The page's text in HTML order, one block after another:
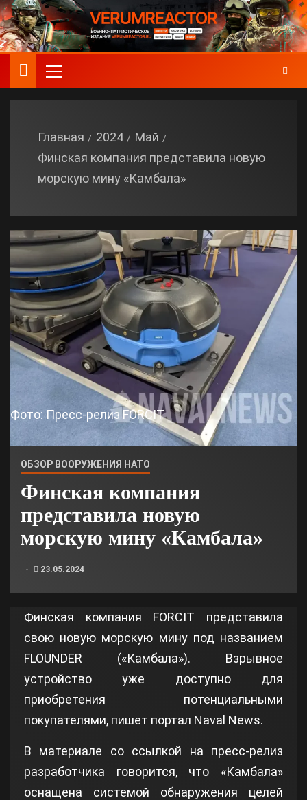
Главная 2024
Май
Финская компания представила новую
морскую мину «Камбала»
Фото: Пресс-релиз FORCIT
ОБЗОР ВООРУЖЕНИЯ НАТО
Финская компания
представила новую
морскую мину «Камбала»
23.05.2024
Финская компания FORCIT представила
свою новую морскую мину под названием
FLOUNDER («Камбала»). Взрывное
устройство уже доступно для
приобретения потенциальными
покупателями, пишет портал Naval News.
В материале со ссылкой на пресс-релиз
разработчика говорится, что «Камбала»
оснащена системой обнаружения целей